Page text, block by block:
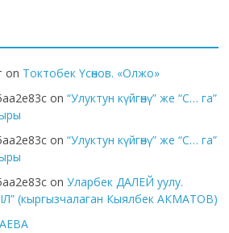
on Токтобек Үсөнов. «Олжо»
on“Улуктун күйгөнү” же “С… га”
on“Улуктун күйгөнү” же “С… га”
onУларбек ДАЛЕЙ уулу.
(кыргызчалаган Кыялбек АКМАТОВ)